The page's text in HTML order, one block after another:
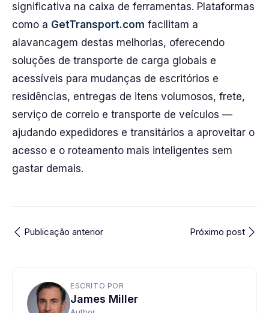
significativa na caixa de ferramentas. Plataformas
como a GetTransport.com facilitam a
alavancagem destas melhorias, oferecendo
soluções de transporte de carga globais e
acessíveis para mudanças de escritórios e
residências, entregas de itens volumosos, frete,
serviço de correio e transporte de veículos —
ajudando expedidores e transitários a aproveitar o
acesso e o roteamento mais inteligentes sem
gastar demais.
Publicação anterior Próximo post
ESCRITO POR
James Miller